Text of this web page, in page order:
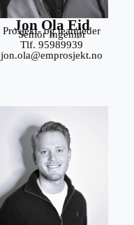
Jon Ola Eid
Prosjekt- og teamleder
Senior Ingeniør
Tlf. 95989939
jon.ola@emprosjekt.no